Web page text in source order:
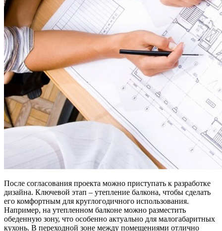
После согласования проекта можно приступать к разработке
дизайна. Ключевой этап – утепление балкона, чтобы сделать
его комфортным для круглогодичного использования.
Например, на утепленном балконе можно разместить
обеденную зону, что особенно актуально для малогабаритных
кухонь. В переходной зоне между помещениями отлично